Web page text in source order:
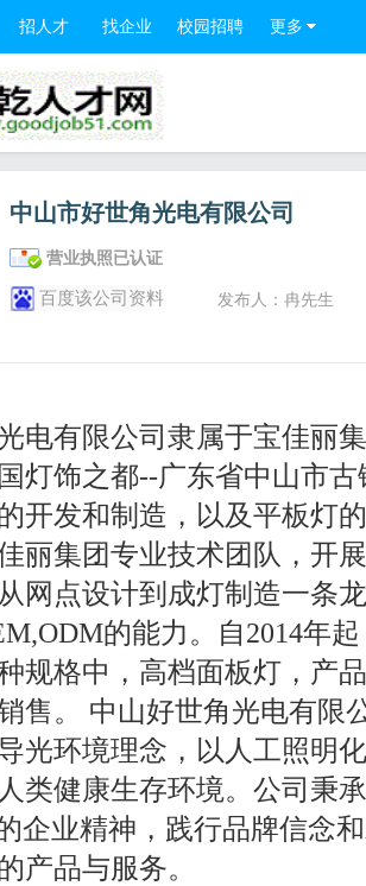
招人才 找企业 校园招聘 更多
中山市好世角光电有限公司
营业执照已认证
百度该公司资料 发布人：冉先生
电有限公司隶属于宝佳丽
灯饰之都--广东省中山市
开发和制造，以及平板灯
丽集团专业技术团队，开
网点设计到成灯制造一条
的能力。自2014年
规格中，高档面板灯，产
售。 中山好世角光电有限
光环境理念，以人工照明
类健康生存环境。公司秉
企业精神，践行品牌信念
产品与服务。